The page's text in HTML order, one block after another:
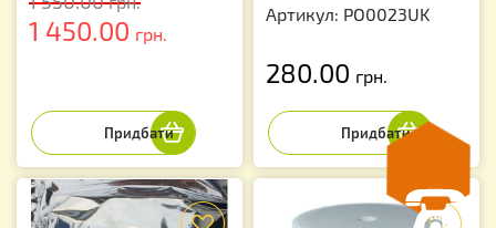
1 450.00 грн.
Артикул: PO0023UK
280.00 грн.